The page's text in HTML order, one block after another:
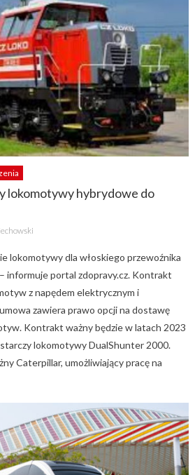
lokomotywy hybrydowe do
lokomotywy dla włoskiego przewoźnika
informuje portal zdopravy.cz. Kontrakt
z napędem elektrycznym i
zawiera prawo opcji na dostawę
Kontrakt ważny będzie w latach 2023
lokomotywy DualShunter 2000.
Caterpillar, umożliwiający pracę na